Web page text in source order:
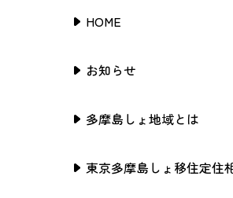
HOME
お知らせ
多摩島しょ地域とは
東京多摩島しょ移住定住